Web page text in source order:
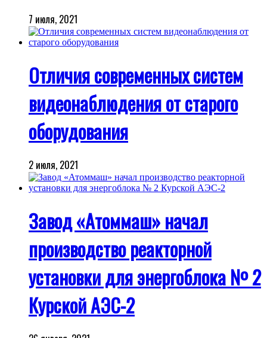
7 июля, 2021
Отличия современных систем
видеонаблюдения от старого
оборудования
2 июля, 2021
Завод «Атоммаш» начал
производство реакторной
установки для энергоблока № 2
Курской АЭС-2